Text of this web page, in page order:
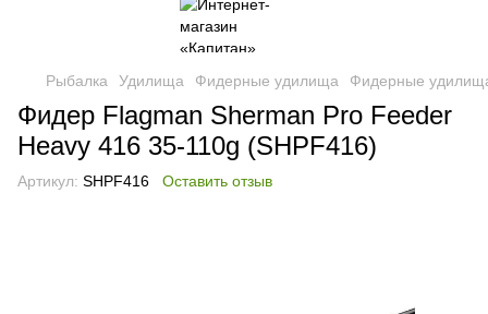
Рыбалка Удилища Фидерные удилища Фидерные
Фидер Flagman Sherman Pro Feeder
Heavy 416 35-110g (SHPF416)
Артикул: SHPF416 Оставить отзыв